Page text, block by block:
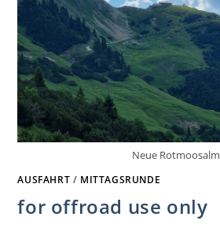
Neue Rotmoosalm
AUSFAHRT / MITTAGSRUNDE
for offroad use only